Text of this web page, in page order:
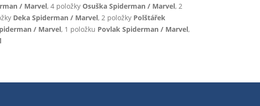
/ Marvel, 4 položky Osuška Spiderman / Marvel, 2
Deka Spiderman / Marvel, 2 položky Polštářek
/ Marvel, 1 položku Povlak Spiderman / Marvel,